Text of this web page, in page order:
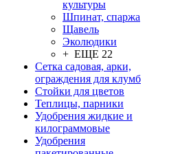
культуры
Шпинат, спаржа
Щавель
Эколюдики
+ ЕЩЕ 22
Сетка садовая, арки,
ограждения для клумб
Стойки для цветов
Теплицы, парники
Удобрения жидкие и
килограммовые
Удобрения